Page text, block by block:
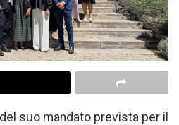
suo mandato prevista per il